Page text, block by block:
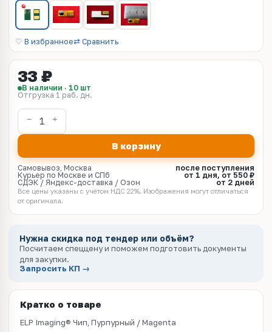
♡ В избранное⇄ Сравнить
33 ₽
В наличии · 10 шт
Отгрузка 1 раб. дн.
В корзину
Самовывоз, Москва
после поступления
Курьер по Москве и СПб
от 1 дня, от 550 ₽
СДЭК / Яндекс-доставка / Озон
от 2 дней
Все цены указаны с учётом НДС 22%. Изображения могут отличаться
от оригинала.
Нужна скидка под тендер или объём?
Посчитаем спеццену и поможем подготовить документы
для закупки.
Запросить КП →
Кратко о товаре
ELP Imaging® Чип, Пурпурный / Magenta